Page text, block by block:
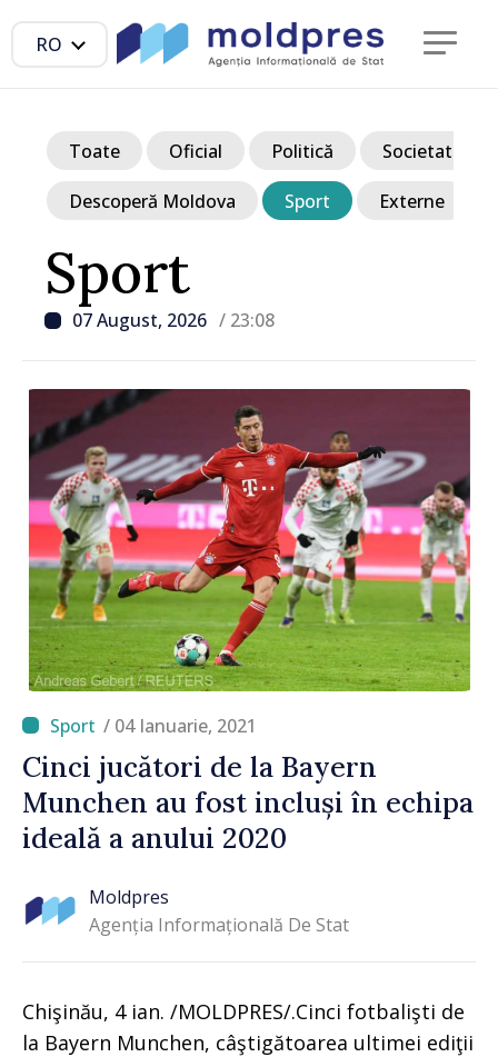
RO
Sport
07 August, 2026 / 23:08
Toate Oficial Politică Societate
Descoperă Moldova Sport Externe
/ 04 Ianuarie, 2021
Cinci jucători de la Bayern
Munchen au fost incluși în echipa
ideală a anului 2020
Moldpres
Agenția Informațională De Stat
Chişinău, 4 ian. /MOLDPRES/.Cinci fotbalişti de
la Bayern Munchen, câştigătoarea ultimei ediţii